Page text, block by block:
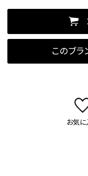
このブ
お気に